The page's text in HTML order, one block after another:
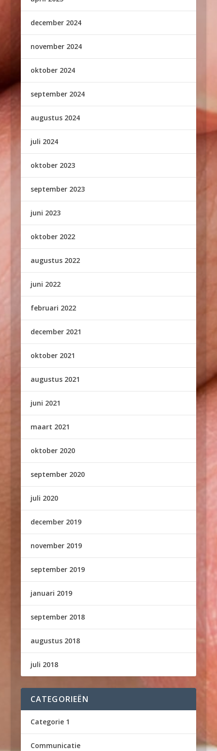
december 2024
november 2024
oktober 2024
september 2024
augustus 2024
juli 2024
oktober 2023
september 2023
juni 2023
oktober 2022
augustus 2022
juni 2022
februari 2022
december 2021
oktober 2021
augustus 2021
juni 2021
maart 2021
oktober 2020
september 2020
juli 2020
december 2019
november 2019
september 2019
januari 2019
september 2018
augustus 2018
juli 2018
CATEGORIEËN
Categorie 1
Communicatie